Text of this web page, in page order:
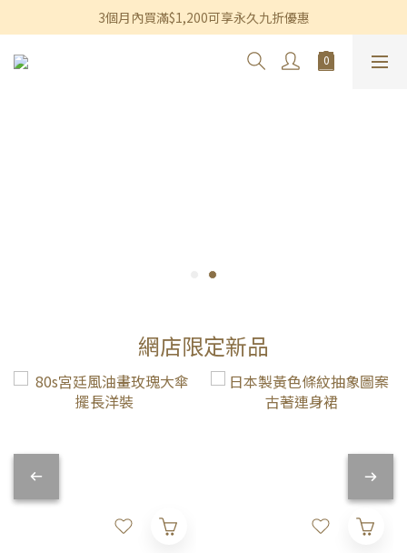
香港及澳門訂單滿$600即享免運費優惠
3個月內買滿$1,200可享永久九折優惠
香港及澳門訂單滿$600即享免運費優惠
網店限定新品